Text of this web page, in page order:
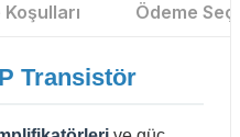
Koşulları Ödeme
Transistör